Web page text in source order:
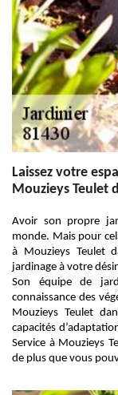
Laissez votre
Mouzieys Teulet
Avoir son propre
monde. Mais pour
à Mouzieys Teulet
jardinage à votre
Son équipe de
connaissance des
Mouzieys Teulet
capacités
Service à Mouzieys
de plus que vous